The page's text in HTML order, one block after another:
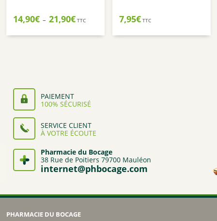
14,90€ – 21,90€Plage
prix :
TTC 7,95€ TTC
PAIEMENT
100% SÉCURISÉ
SERVICE CLIENT
À VOTRE ÉCOUTE
Pharmacie du Bocage
38 Rue de Poitiers 79700 Mauléon
internet@phbocage.com
PHARMACIE DU BOCAGE